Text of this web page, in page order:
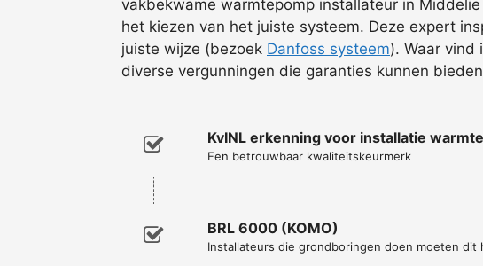
vakbekwame warmtepomp installateur in
het kiezen van het juiste systeem. Deze expert
juiste wijze (bezoek Danfoss systeem). Waar vind
diverse vergunningen die garanties kunnen
KvINL erkenning voor installatie
Een betrouwbaar kwaliteitskeurmerk
BRL 6000 (KOMO)
Installateurs die grondboringen doen moeten dit